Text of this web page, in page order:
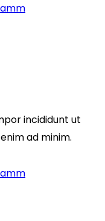
incididunt ut
ad minim.